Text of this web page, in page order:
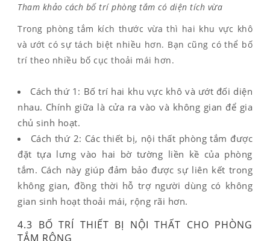
Tham khảo cách bố trí phòng tắm có diện tích vừa
Trong phòng tắm kích thước vừa thì hai khu vực khô
và ướt có sự tách biệt nhiều hơn. Bạn cũng có thể bố
trí theo nhiều bố cục thoải mái hơn.
Cách thứ 1: Bố trí hai khu vực khô và ướt đối diện
nhau. Chính giữa là cửa ra vào và không gian để gia
chủ sinh hoạt.
Cách thứ 2: Các thiết bị, nội thất phòng tắm được
đặt tựa lưng vào hai bờ tường liền kề của phòng
tắm. Cách này giúp đảm bảo được sự liên kết trong
không gian, đồng thời hỗ trợ người dùng có không
gian sinh hoạt thoải mái, rộng rãi hơn.
4.3 BỐ TRÍ THIẾT BỊ NỘI THẤT CHO PHÒNG
TẮM RỘNG